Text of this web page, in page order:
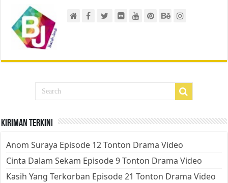
Kiriman Terkini
Anom Suraya Episode 12 Tonton Drama Video
Cinta Dalam Sekam Episode 9 Tonton Drama Video
Kasih Yang Terkorban Episode 21 Tonton Drama Video